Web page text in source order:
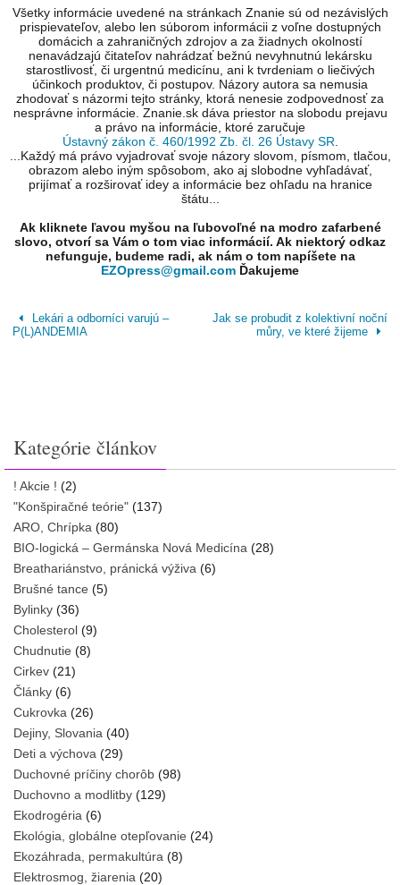
Všetky informácie uvedené na stránkach Znanie sú od nezávislých
prispievateľov, alebo len súborom informácii z voľne dostupných
domácich a zahraničných zdrojov a za žiadnych okolností
nenavádzajú čitateľov nahrádzať bežnú nevyhnutnú lekársku
starostlivosť, či urgentnú medicínu, ani k tvrdeniam o liečivých
účinkoch produktov, či postupov. Názory autora sa nemusia
zhodovať s názormi tejto stránky, ktorá nenesie zodpovednosť za
nesprávne informácie. Znanie.sk dáva priestor na slobodu prejavu
a právo na informácie, ktoré zaručuje
Ústavný zákon č. 460/1992 Zb. čl. 26 Ústavy SR
...Každý má právo vyjadrovať svoje názory slovom, písmom, tlačou,
obrazom alebo iným spôsobom, ako aj slobodne vyhľadávať,
prijímať a rozširovať idey a informácie bez ohľadu na hranice
štátu...
Ak kliknete ľavou myšou na ľubovoľné na modro zafarbené
slovo, otvorí sa Vám o tom viac informácií. Ak niektorý odkaz
nefunguje, budeme radi, ak nám o tom napíšete na
EZOpress@gmail.com Ďakujeme
Lekári a odborníci varujú –
P(L)ANDEMIA
Jak se probudit z kolektivní noční
můry, ve které žijeme
Kategórie článkov
! Akcie ! (2)
"Konšpiračné teórie" (137)
ARO, Chrípka (80)
BIO-logická – Germánska Nová Medicína (28)
Breathariánstvo, pránická výživa (6)
Brušné tance (5)
Bylinky (36)
Cholesterol (9)
Chudnutie (8)
Cirkev (21)
Články (6)
Cukrovka (26)
Dejiny, Slovania (40)
Deti a výchova (29)
Duchovné príčiny chorôb (98)
Duchovno a modlitby (129)
Ekodrogéria (6)
Ekológia, globálne otepľovanie (24)
Ekozáhrada, permakultúra (8)
Elektrosmog, žiarenia (20)